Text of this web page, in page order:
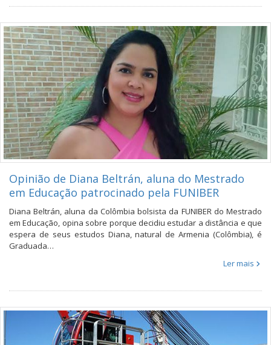
Opinião de Diana Beltrán, aluna do Mestrado
em Educação patrocinado pela FUNIBER
Diana Beltrán, aluna da Colômbia bolsista da FUNIBER do Mestrado
em Educação, opina sobre porque decidiu estudar a distância e que
espera de seus estudos Diana, natural de Armenia (Colômbia), é
Graduada…
Ler mais